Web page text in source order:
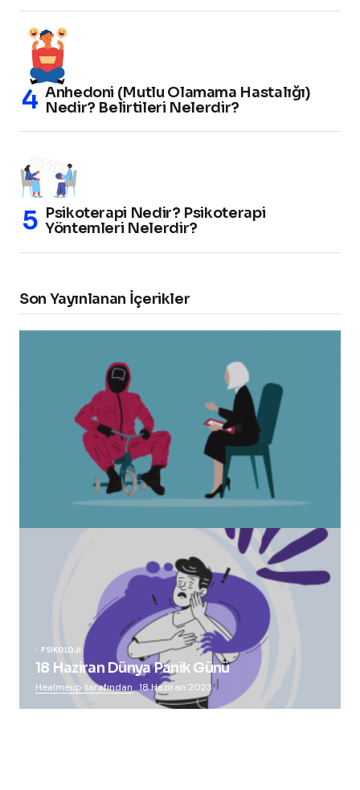
Anhedoni (Mutlu Olamama Hastalığı)
Nedir? Belirtileri Nelerdir?
Psikoterapi Nedir? Psikoterapi
Yöntemleri Nelerdir?
Son Yayınlanan İçerikler
“Squid Game” Bize Ne Anlatmak İstiyor?
PSIKOLOJI
18 Haziran Dünya Panik Günü
Healmeup tarafından 18 Haziran 2023